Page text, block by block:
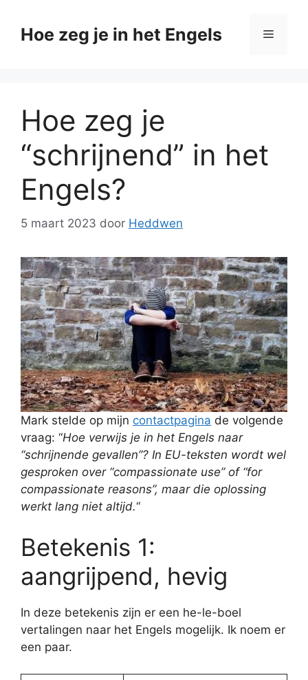
naarHoe zeg je in het Engels Menu
Hoe zeg je
“schrijnend” in het
Engels?
5 maart 2023 door Heddwen
Mark stelde op mijn contactpagina de volgende
vraag: “Hoe verwijs je in het Engels naar
“schrijnende gevallen”? In EU-teksten wordt wel
gesproken over “compassionate use” of “for
compassionate reasons”, maar die oplossing
werkt lang niet altijd.“
Betekenis 1:
aangrijpend, hevig
In deze betekenis zijn er een he-le-boel
vertalingen naar het Engels mogelijk. Ik noem er
een paar.